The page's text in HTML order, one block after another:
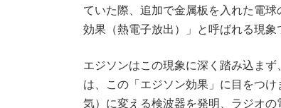
ていた際、追加で金属板を入れた電
効果（熱電子放出）」と呼ばれる現象
エジソンはこの現象に深く踏み込ま
は、この「エジソン効果」に目をつ
気）に変える検波器を発明、ラジオ